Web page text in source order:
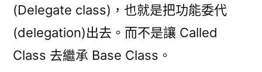
(Delegate class)，也就是把功能委代
(delegation)出去。而不是讓 Called
Class 去繼承 Base Class。